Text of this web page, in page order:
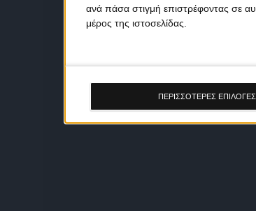
ανά πάσα στιγμή επιστρέφοντας σε
μέρος της ιστοσελίδας.
ΠΕΡΙΣΣΟΤΕΡΕΣ ΕΠΙΛΟΓΕΣ